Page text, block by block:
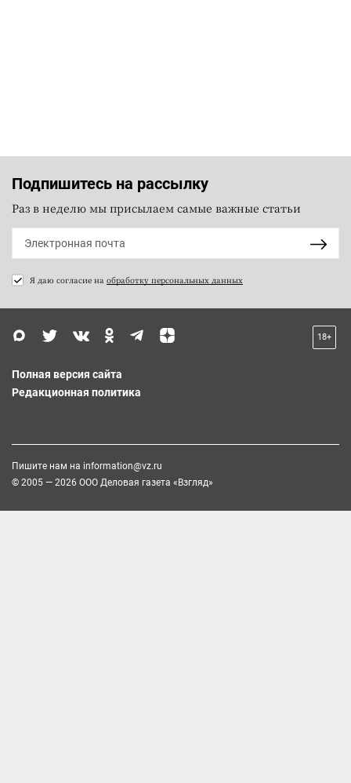
Подпишитесь на рассылку
Раз в неделю мы присылаем самые важные статьи
Я даю согласие на обработку персональных данных
18+
Полная версия сайта
Редакционная политика
Пишите нам на information@vz.ru
© 2005 — 2026 ООО Деловая газета «Взгляд»